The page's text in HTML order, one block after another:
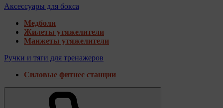
Аксессуары для бокса
Медболи
Жилеты утяжелители
Манжеты утяжелители
Ручки и тяги для тренажеров
Силовые фитнес станции